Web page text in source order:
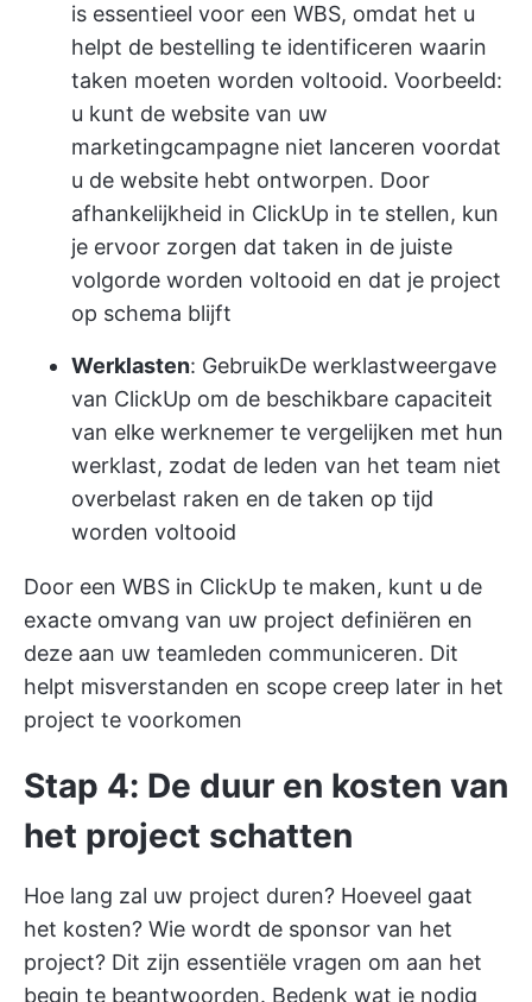
is essentieel voor een WBS, omdat het u
helpt de bestelling te identificeren waarin
taken moeten worden voltooid. Voorbeeld:
u kunt de website van uw
marketingcampagne niet lanceren voordat
u de website hebt ontworpen. Door
afhankelijkheid in ClickUp in te stellen, kun
je ervoor zorgen dat taken in de juiste
volgorde worden voltooid en dat je project
op schema blijft
Werklasten: GebruikDe werklastweergave
van ClickUp om de beschikbare capaciteit
van elke werknemer te vergelijken met hun
werklast, zodat de leden van het team niet
overbelast raken en de taken op tijd
worden voltooid
Door een WBS in ClickUp te maken, kunt u de
exacte omvang van uw project definiëren en
deze aan uw teamleden communiceren. Dit
helpt misverstanden en scope creep later in het
project te voorkomen
Stap 4: De duur en kosten van
het project schatten
Hoe lang zal uw project duren? Hoeveel gaat
het kosten? Wie wordt de sponsor van het
project? Dit zijn essentiële vragen om aan het
begin te beantwoorden. Bedenk wat je nodig